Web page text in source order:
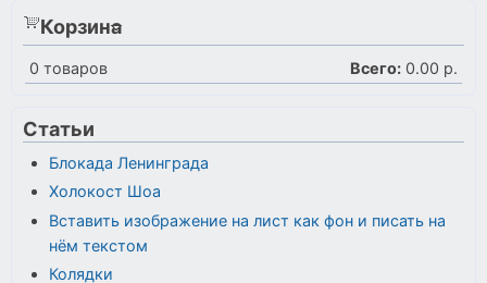
Корзина
0 товаров Всего: 0.00 р.
Статьи
Блокада Ленинграда
Холокост Шоа
Вставить изображение на лист как фон и писать на
нём текстом
Колядки